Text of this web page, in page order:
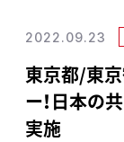
2022.09.23
東京都/東
ー！日本の
実施